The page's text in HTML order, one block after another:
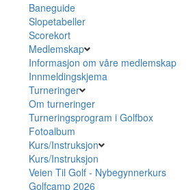
Baneguide
Slopetabeller
Scorekort
Medlemskap
Informasjon om våre medlemskap
Innmeldingskjema
Turneringer
Om turneringer
Turneringsprogram i Golfbox
Fotoalbum
Kurs/Instruksjon
Kurs/Instruksjon
Veien Til Golf - Nybegynnerkurs
Golfcamp 2026